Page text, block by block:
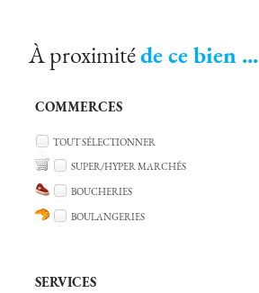
À proximitéde ce bien ...
COMMERCES
TOUT SÉLECTIONNER
SUPER/HYPER MARCHÉS
BOUCHERIES
BOULANGERIES
SERVICES